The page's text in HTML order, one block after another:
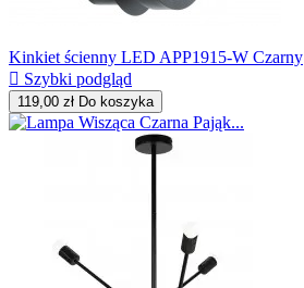
Kinkiet ścienny LED APP1915-W Czarny
 Szybki podgląd
119,00 zł Do koszyka